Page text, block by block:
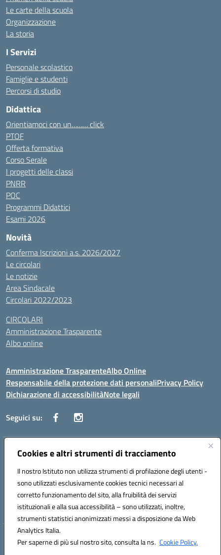
Cookies e altri strumenti di tracciamento
Il nostro Istituto non utilizza strumenti di profilazione degli utenti -
sono utilizzati esclusivamente cookies tecnici necessari al
corretto funzionamento del sito, alla fruibilità dei servizi
istituzionali e alla sua accessibilità – sono utilizzati, inoltre,
strumenti statistici anonimizzati messi a disposizione da Web
Analytics Italia.
Per saperne di più sul nostro sito, consulta la ns. Cookie Policy.
Le carte della scuola
Organizzazione
La storia
I Servizi
Personale scolastico
Famiglie e studenti
Percorsi di studio
Didattica
Orientiamoci con un……… click
PTOF
Offerta formativa
Corso Serale
I progetti delle classi
PNRR
POC
Programmi Didattici
Esami 2026
Novità
Conferma Iscrizioni a.s. 2026/2027
Le circolari
Le notizie
Area Sindacale
Circolari 2022/2023
CIRCOLARI
Amministrazione Trasparente
Albo online
Amministrazione TrasparenteAlbo Online
Responsabile della protezione dati personaliPrivacy Policy
Dichiarazione di accessibilitàNote legali
Seguici su:
Indirizzo:Corso Vittorio Emanuele, 27 90133 - Palermo
Posta elettronica certificata (PEC):pais03600r@pec.istruzione.it
Codice fiscale: 97308550827
Codice meccanografico: PAIS03600R
Hosting & Powered by 3D Solution S.r.l.
Concept & Design by Designers Italia